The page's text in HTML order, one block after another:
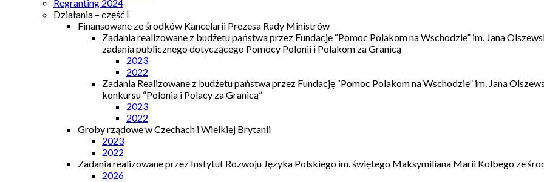
Regranting 2024
Działania – część I
Finansowane ze środków Kancelarii Prezesa Rady Ministrów
Zadania realizowane z budżetu państwa przez Fundacje “Pomoc Polakom na Wschodzie” im. Jana
zadania publicznego dotyczącego Pomocy Polonii i Polakom za Granicą
2023
2022
Zadania Realizowane z budżetu państwa przez Fundację “Pomoc Polakom na Wschodzie” im. Jana
konkursu “Polonia i Polacy za Granicą”
2023
2022
Groby rządowe w Czechach i Wielkiej Brytanii
2023
2022
Zadania realizowane przez Instytut Rozwoju Języka Polskiego im. świętego Maksymiliana Marii Kolbego ze
2026